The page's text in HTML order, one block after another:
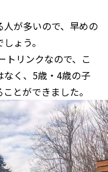
が多いので、早めの
ょう。
トリンクなので、こ
なく、5歳・4歳の子
とができました。